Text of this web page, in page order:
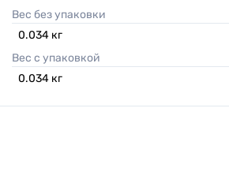
Вес без упаковки
0.034 кг
Вес с упаковкой
0.034 кг